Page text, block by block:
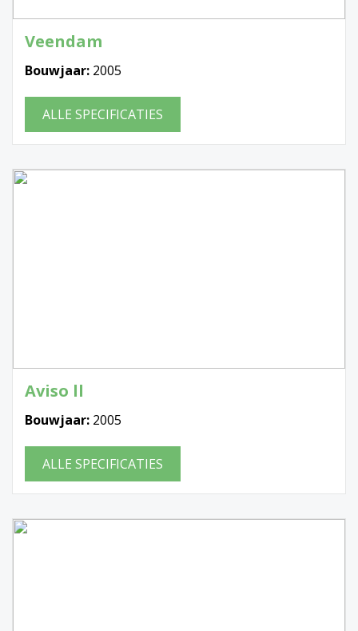
Veendam
Bouwjaar: 2005
ALLE SPECIFICATIES
Aviso ll
Bouwjaar: 2005
ALLE SPECIFICATIES